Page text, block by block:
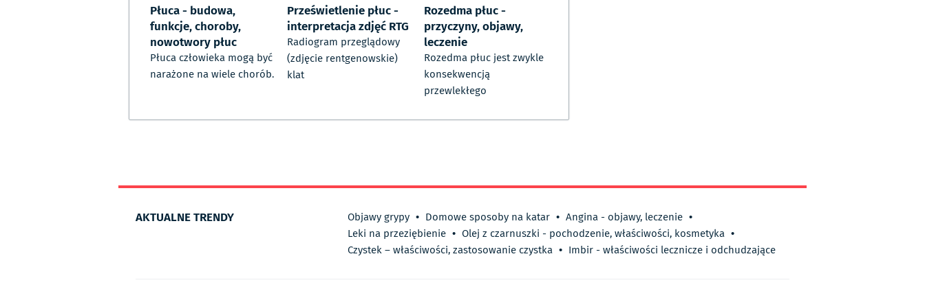
Płuca - budowa,
funkcje, choroby,
nowotwory płuc
Płuca człowieka mogą być
narażone na wiele chorób.
Prześwietlenie płuc -
interpretacja zdjęć RTG
Radiogram przeglądowy
(zdjęcie rentgenowskie)
klat
Rozedma płuc -
przyczyny, objawy,
leczenie
Rozedma płuc jest zwykle
konsekwencją
przewlekłego
AKTUALNE TRENDY Objawy grypy • Domowe sposoby na katar • Angina - objawy, leczenie •
Leki na przeziębienie • Olej z czarnuszki - pochodzenie, właściwości, kosmetyka •
Czystek – właściwości, zastosowanie czystka • Imbir - właściwości lecznicze i odchudzające